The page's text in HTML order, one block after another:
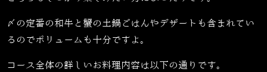
〆の定番の和牛と蟹の土鍋ごはんやデザートも含まれてい
るのでボリュームも十分ですよ。
コース全体の詳しいお料理内容は以下の通りです。